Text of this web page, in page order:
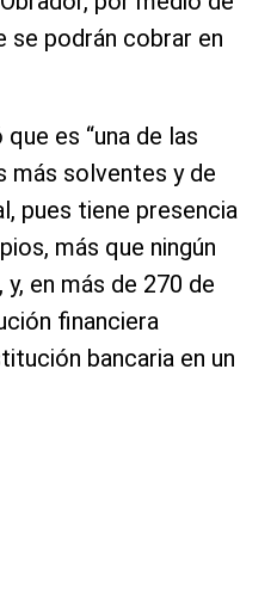
podrán cobrar en
es “una de las
más solventes y de
pues tiene presencia
más que ningún
en más de 270 de
financiera
bancaria en un